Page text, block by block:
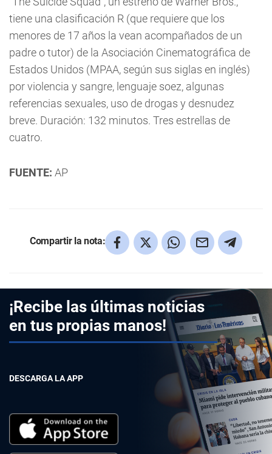
tiene una clasificación R (que requiere que los
menores de 17 años la vean acompañados de un
padre o tutor) de la Asociación Cinematográfica de
Estados Unidos (MPAA, según sus siglas en inglés)
por violencia y sangre, lenguaje soez, algunas
referencias sexuales, uso de drogas y desnudez
breve. Duración: 132 minutos. Tres estrellas de
cuatro.
FUENTE: AP
Compartir la nota:
¡Recibe las últimas noticias
en tus propias manos!
DESCARGA LA APP